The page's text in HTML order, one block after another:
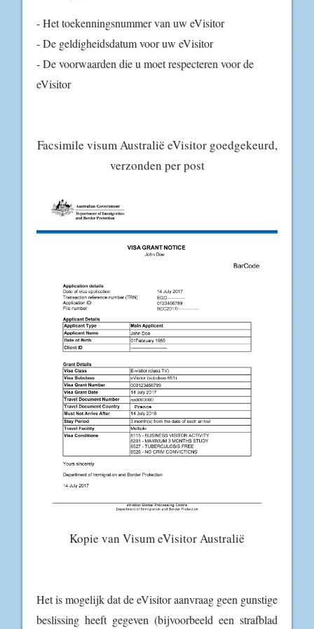
- Het toekenningsnummer van uw eVisitor
- De geldigheidsdatum voor uw eVisitor
- De voorwaarden die u moet respecteren voor de
eVisitor
Facsimile visum Australië eVisitor goedgekeurd,
verzonden per post
Kopie van Visum eVisitor Australië
Het is mogelijk dat de eVisitor aanvraag geen gunstige
beslissing heeft gegeven (bijvoorbeeld een strafblad